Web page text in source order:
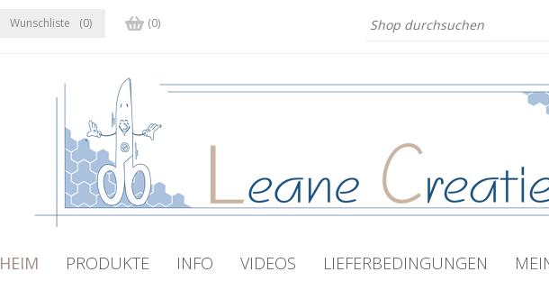
Wunschliste (0) (0)
HEIM PRODUKTE INFO VIDEOS LIEFERBEDINGUNGEN